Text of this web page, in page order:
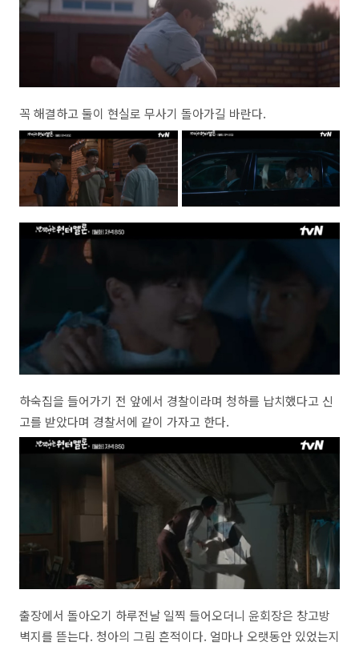
꼭 해결하고 둘이 현실로 무사기 돌아가길 바란다.
하숙집을 들어가기 전 앞에서 경찰이라며 청하를 납치했다고 신
고를 받았다며 경찰서에 같이 가자고 한다.
출장에서 돌아오기 하루전날 일찍 들어오더니 윤회장은 창고방
벽지를 뜯는다. 청아의 그림 흔적이다. 얼마나 오랫동안 있었는지